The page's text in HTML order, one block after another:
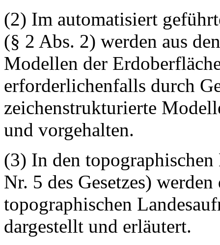
(2) Im automatisiert
(§ 2 Abs. 2) werden aus
Modellen der
erforderlichenfalls durch
zeichenstrukturierte
und vorgehalten.
(3) In den
Nr. 5 des Gesetzes)
topographischen
dargestellt und erläutert.